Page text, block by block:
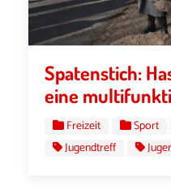
Spatenstich:
eine
Freizeit Sport
Jugendtreff